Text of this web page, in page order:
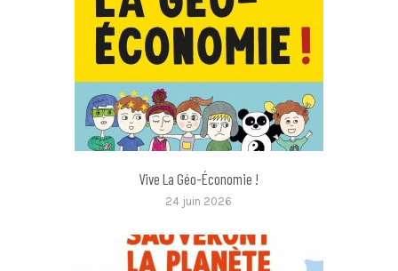
Vive La Géo-Économie !
24 juin 2026